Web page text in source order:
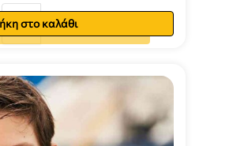
στο καλάθι
στο καλάθι